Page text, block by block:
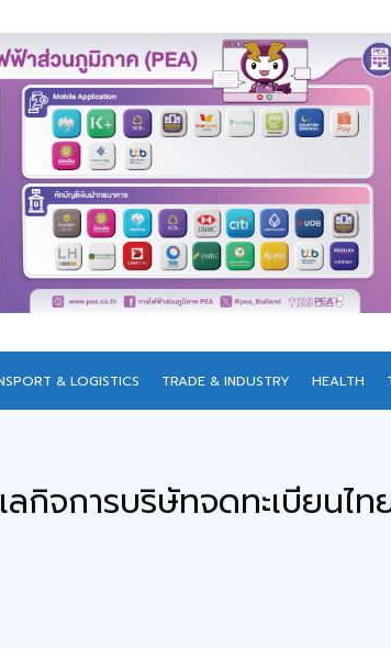
& LOGISTICS TRADE & INDUSTRY HEALTH
กิจการบริษัทจดทะเบียนไท